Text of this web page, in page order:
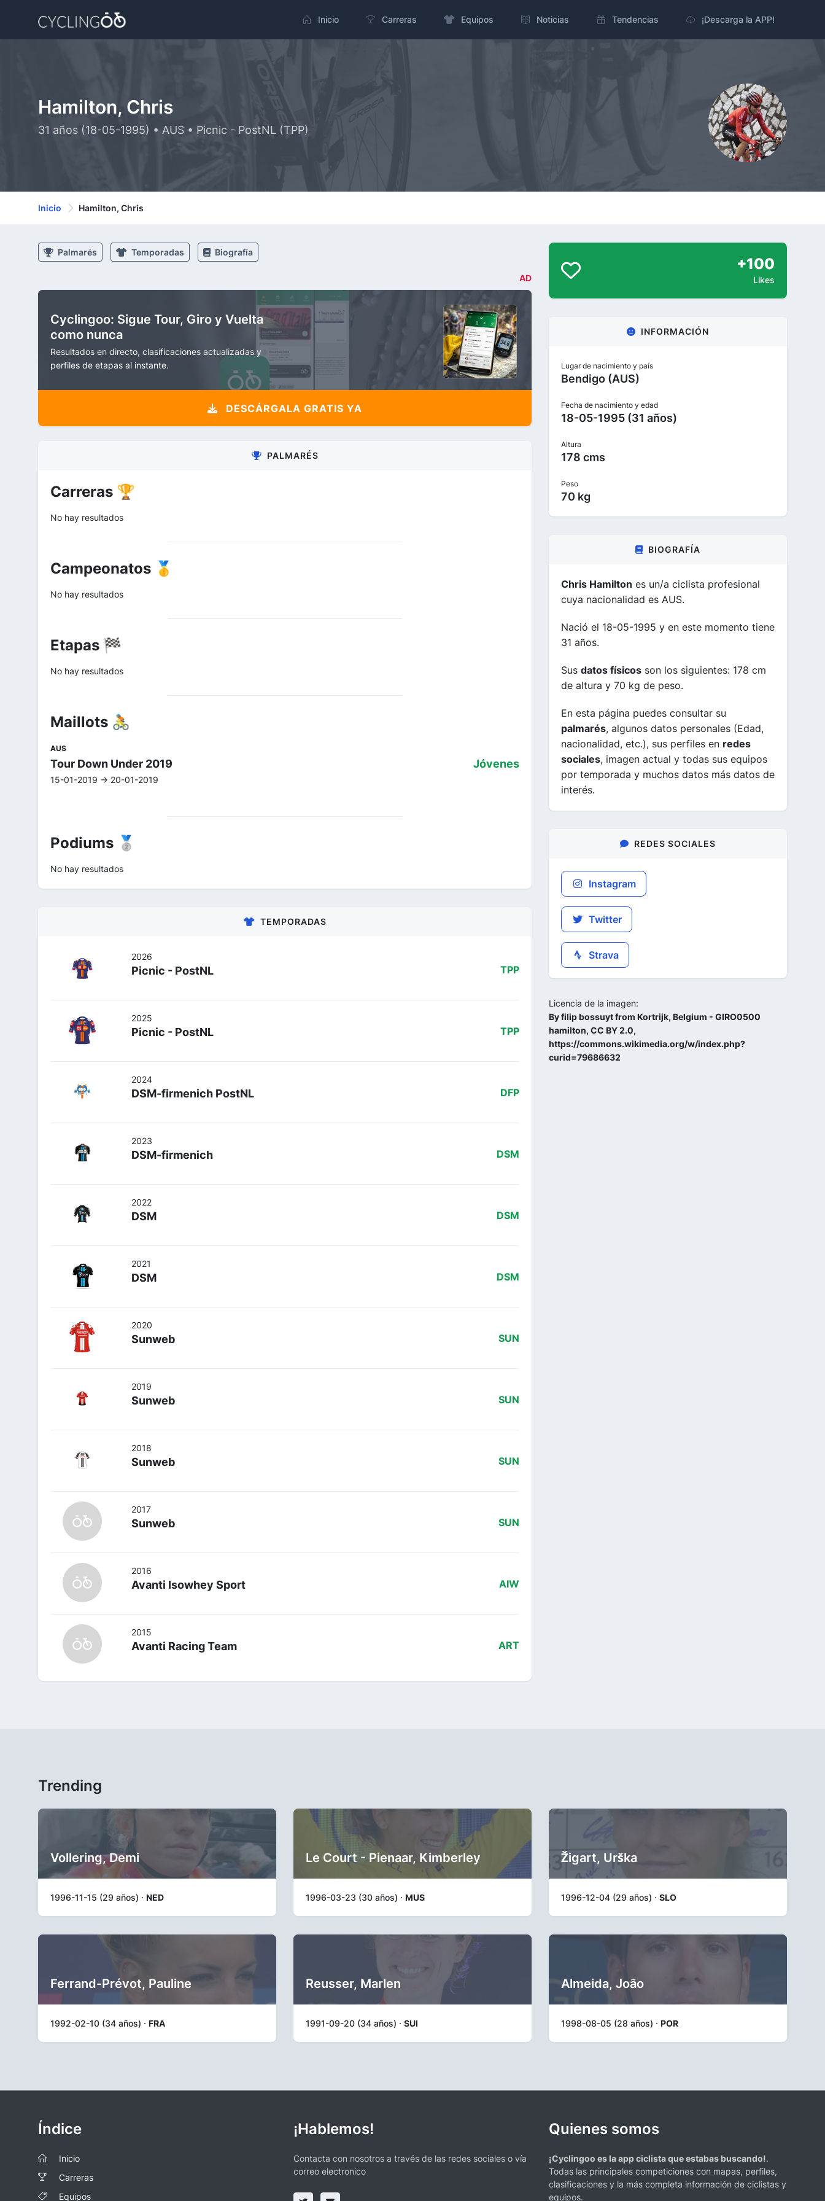
Inicio Carreras Equipos Noticias Tendencias ¡Descarga la APP!
Hamilton, Chris
31 años (18-05-1995) • AUS • Picnic - PostNL (TPP)
Inicio Hamilton, Chris
Palmarés Temporadas Biografía
AD
Cyclingoo: Sigue Tour, Giro y Vuelta
como nunca
Resultados en directo, clasificaciones actualizadas y
perfiles de etapas al instante.
DESCÁRGALA GRATIS YA
PALMARÉS
Carreras 🏆
No hay resultados
Campeonatos 🥇
No hay resultados
Etapas 🏁
No hay resultados
Maillots 🚴
AUS
Tour Down Under 2019
15-01-2019 -> 20-01-2019
Jóvenes
Podiums 🥈
No hay resultados
TEMPORADAS
2026
Picnic - PostNL TPP
2025
Picnic - PostNL TPP
2024
DSM-firmenich PostNL DFP
2023
DSM-firmenich DSM
2022
DSM DSM
2021
DSM DSM
2020
Sunweb SUN
2019
Sunweb SUN
2018
Sunweb SUN
2017
Sunweb SUN
2016
Avanti Isowhey Sport AIW
2015
Avanti Racing Team ART
+100
Likes
INFORMACIÓN
Lugar de nacimiento y país
Bendigo (AUS)
Fecha de nacimiento y edad
18-05-1995 (31 años)
Altura
178 cms
Peso
70 kg
BIOGRAFÍA
Chris Hamilton es un/a ciclista profesional
cuya nacionalidad es AUS.
Nació el 18-05-1995 y en este momento tiene
31 años.
Sus datos físicos son los siguientes: 178 cm
de altura y 70 kg de peso.
En esta página puedes consultar su
palmarés, algunos datos personales (Edad,
nacionalidad, etc.), sus perfiles en redes
sociales, imagen actual y todas sus equipos
por temporada y muchos datos más datos de
interés.
REDES SOCIALES
Instagram
Twitter
Strava
Licencia de la imagen:
By filip bossuyt from Kortrijk, Belgium - GIRO0500
hamilton, CC BY 2.0,
https://commons.wikimedia.org/w/index.php?
curid=79686632
Trending
Vollering, Demi
1996-11-15 (29 años) · NED
Le Court - Pienaar, Kimberley
1996-03-23 (30 años) · MUS
Žigart, Urška
1996-12-04 (29 años) · SLO
Ferrand-Prévot, Pauline
1992-02-10 (34 años) · FRA
Reusser, Marlen
1991-09-20 (34 años) · SUI
Almeida, João
1998-08-05 (28 años) · POR
Índice
Inicio
Carreras
Equipos
¡Hablemos!
Contacta con nosotros a través de las redes sociales o vía
correo electronico
Quienes somos
¡Cyclingoo es la app ciclista que estabas buscando!.
Todas las principales competiciones con mapas, perfiles,
clasificaciones y la más completa información de ciclistas y
equipos.